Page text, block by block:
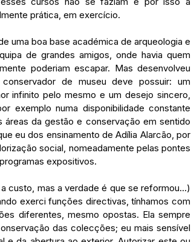
prática, em exercício.
uma boa base académica de arqueologia e
de grandes amigos, onde havia quem
poderiam escapar. Mas desenvolveu
de museu deve possuir: um
infinito pelo mesmo e um desejo sincero,
exemplo numa disponibilidade constante
áreas da gestão e conservação em sentido
eu dos ensinamento de Adília Alarcão, por
social, nomeadamente pelas pontes
expositivos.
custo, mas a verdade é que se reformou…)
exerci funções directivas, tínhamos com
diferentes, mesmo opostas. Ela sempre
das colecções; eu mais sensível